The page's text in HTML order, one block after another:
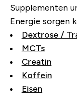
Supplementen
Energie sorgen
Dextrose /
MCTs
Creatin
Koffein
Eisen